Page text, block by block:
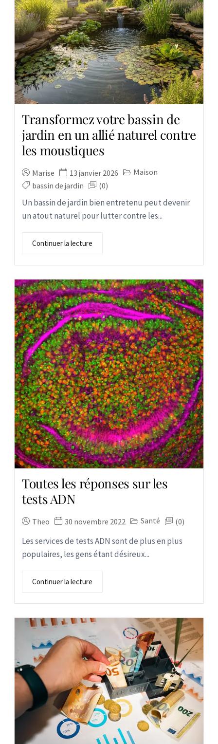
Transformez votre bassin de
jardin en un allié naturel contre
les moustiques
Marise 13 janvier 2026
Maison
bassin de jardin
(0)
Un bassin de jardin bien entretenu peut devenir
un atout naturel pour lutter contre les...
Continuer la lecture
Toutes les réponses sur les
tests ADN
Theo 30 novembre 2022 Santé (0)
Les services de tests ADN sont de plus en plus
populaires, les gens étant désireux...
Continuer la lecture